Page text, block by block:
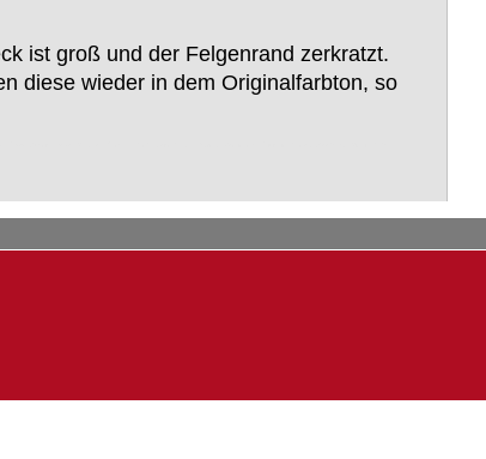
ist groß und der Felgenrand zerkratzt.
diese wieder in dem Originalfarbton, so